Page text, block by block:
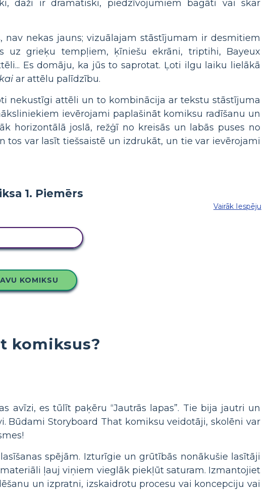
daži ir dramatiski, piedzīvojumiem bagāti vai skar
nekas jauns; vizuālajam stāstījumam ir desmitiem
uz grieķu tempļiem, ķīniešu ekrāni, triptihi, Bayeux
Es domāju, ka jūs to saprotat. Ļoti ilgu laiku lielākā
ar attēlu palīdzību.
nekustīgi attēli un to kombinācija ar tekstu stāstījuma
ievērojami paplašināt komiksu radīšanu un
horizontālā joslā, režģī no kreisās un labās puses no
tos var lasīt tiešsaistē un izdrukāt, un tie var ievērojami
Vairāk Iespēju
KOMIKSU
komiksus?
avīzi, es tūlīt paķēru “Jautrās lapas”. Tie bija jautri un
Būdami Storyboard That komiksu veidotāji, skolēni var
spējām. Izturīgie un grūtībās nonākušie lasītāji
ļauj viņiem vieglāk piekļūt saturam. Izmantojiet
un izpratni, izskaidrotu procesu vai koncepciju vai